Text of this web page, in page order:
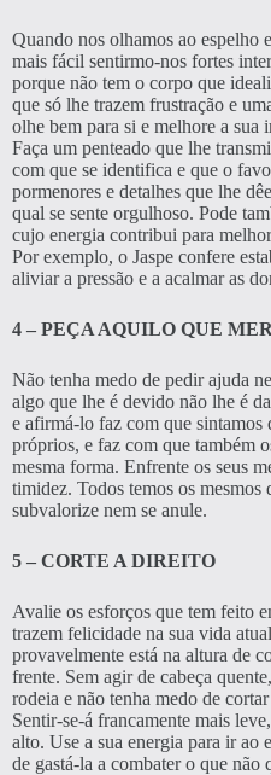
Quando nos olhamos ao espelho
mais fácil sentirmo-nos fortes
porque não tem o corpo que
que só lhe trazem frustração e
olhe bem para si e melhore a sua
Faça um penteado que lhe
com que se identifica e que o
pormenores e detalhes que lhe
qual se sente orgulhoso. Pode
cujo energia contribui para
Por exemplo, o Jaspe confere
aliviar a pressão e a acalmar as
4 – PEÇA AQUILO QUE
Não tenha medo de pedir ajuda
algo que lhe é devido não lhe é
e afirmá-lo faz com que sintamos
próprios, e faz com que também
mesma forma. Enfrente os seus
timidez. Todos temos os mesmos
subvalorize nem se anule.
5 – CORTE A DIREITO
Avalie os esforços que tem feito
trazem felicidade na sua vida
provavelmente está na altura de
frente. Sem agir de cabeça
rodeia e não tenha medo de
Sentir-se-á francamente mais
alto. Use a sua energia para ir ao
de gastá-la a combater o que não